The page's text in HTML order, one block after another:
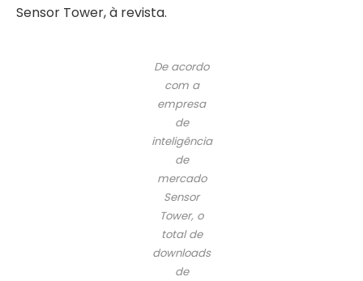
Sensor Tower, à revista.
De acordo
com a
empresa
de
inteligência
de
mercado
Sensor
Tower, o
total de
downloads
de